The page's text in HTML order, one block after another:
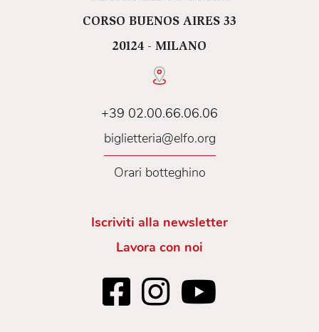
CORSO BUENOS AIRES 33
20124 - MILANO
+39 02.00.66.06.06
biglietteria@elfo.org
Orari botteghino
Iscriviti alla newsletter
Lavora con noi